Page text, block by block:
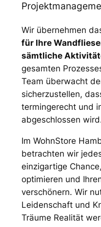
Wir übernehmen
für Ihre
sämtliche
gesamten
Team überwacht
sicherzustellen,
termingerecht und
abgeschlossen
Im WohnStore
betrachten wir
einzigartige
optimieren und
verschönern. Wir
Leidenschaft und
Träume Realität